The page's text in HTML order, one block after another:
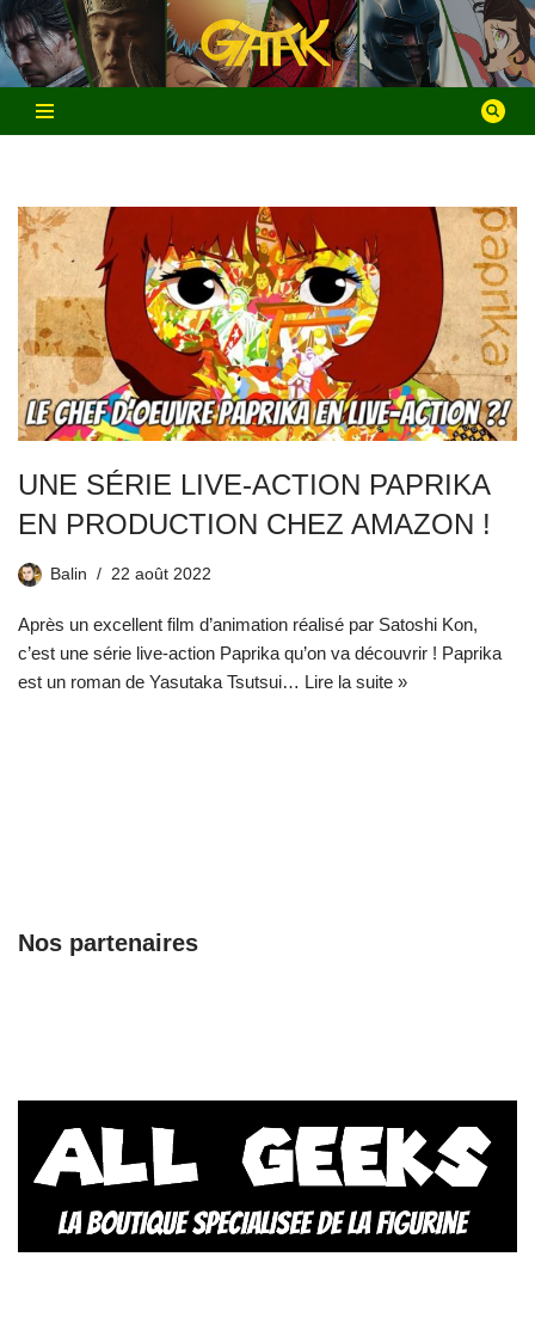
Aller
au
contenu
UNE SÉRIE LIVE-ACTION PAPRIKA
EN PRODUCTION CHEZ AMAZON !
Balin 22 août 2022
Après un excellent film d’animation réalisé par Satoshi Kon,
c’est une série live-action Paprika qu’on va découvrir ! Paprika
est un roman de Yasutaka Tsutsui… Lire la suite »
Nos partenaires